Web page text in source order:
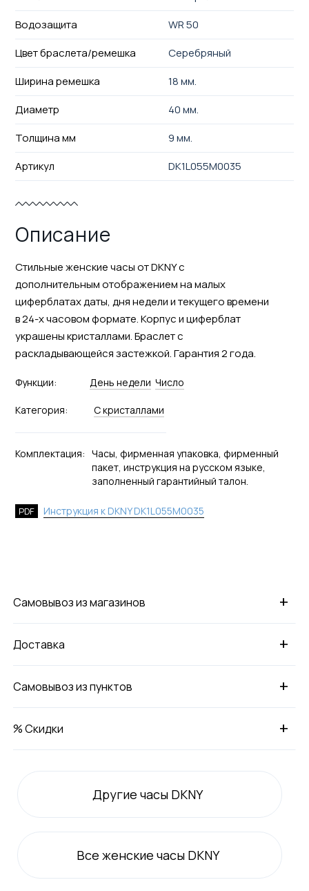
Водозащита
WR 50
Цвет браслета/ремешка
Серебряный
Ширина ремешка
18 мм.
Диаметр
40 мм.
Толщина мм
9 мм.
Артикул
DK1L055M0035
Описание
Стильные женские часы от DKNY с
дополнительным отображением на малых
циферблатах даты, дня недели и текущего времени
в 24-х часовом формате. Корпус и циферблат
украшены кристаллами. Браслет с
раскладывающейся застежкой. Гарантия 2 года.
Функции: День недели Число
Категория: С кристаллами
Комплектация: Часы, фирменная упаковка, фирменный
пакет, инструкция на русском языке,
заполненный гарантийный талон.
PDF Инструкция к DKNY DK1L055M0035
+
Самовывоз из магазинов
+
Доставка
+
Самовывоз из пунктов
+
% Скидки
Другие часы DKNY
Все женские часы DKNY